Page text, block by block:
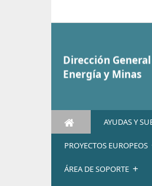
AYUDAS Y
PROYECTOS EUROPEOS
ÁREA DE SOPORTE +